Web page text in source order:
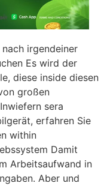
irgendeiner
Es wird der
diese inside diesen
großen
sera
erfahren Sie
within
Damit
Arbeitsaufwand in
Aber und